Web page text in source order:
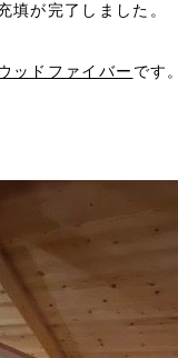
填が完了しました。
ッドファイバー です。